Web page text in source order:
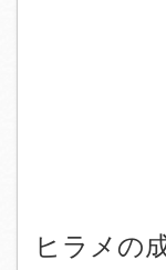
ヒラメの